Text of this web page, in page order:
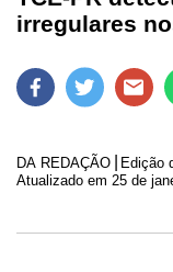
irregulares
DA REDAÇÃO Edição